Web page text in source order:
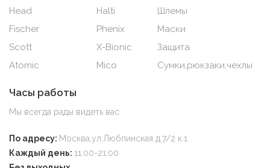
Head
Fischer
Scott
Atomic
Halti
Phenix
X-Bionic
Mico
Шлемы
Маски
Защита
Сумки,рюкзаки,чехлы
Часы работы
Мы всегда рады видеть вас
По адресу: Москва,ул.Люблинская д.7/2 к.1
Каждый день: 11:00-21:00